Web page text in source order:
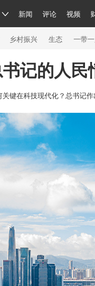
新闻 评论 视频
袖习近平 联播+ 中国
片库 栏目大全 节目单
海外频道 iPanda
乡村振兴 生态 一带
共产党员网 秧纪录 纪
评论 经济 军事 科技
热解读 天天学习
直播 直播中国 熊猫频
蓝海中国 新兵请入
2026年冬奥
克频道 生活体育大会
生态环境 一带一路
大国保险 云顶对话 云
记的人民
关键在科技现代化？总书记